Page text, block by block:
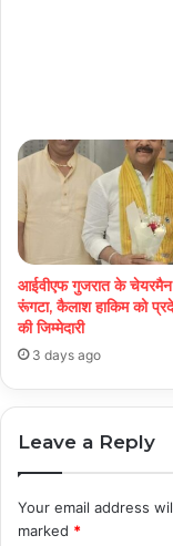
आईवीएफ गुजरात के
रूंगटा, कैलाश हाकिम को
की जिम्मेदारी
3 days ago
Leave a Reply
Your email address
marked *